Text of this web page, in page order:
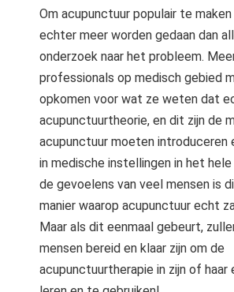
Om acupunctuur populair te
echter meer worden gedaan dan
onderzoek naar het probleem.
professionals op medisch gebied
opkomen voor wat ze weten dat
acupunctuurtheorie, en dit zijn de
acupunctuur moeten introduceren
in medische instellingen in het hele
de gevoelens van veel mensen is
manier waarop acupunctuur echt
Maar als dit eenmaal gebeurt,
mensen bereid en klaar zijn om de
acupunctuurtherapie in zijn of haar